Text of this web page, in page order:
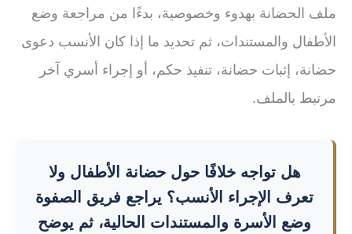
ملف الحضانة بهدوء وخصوصية، بدءًا من مراجعة وضع
الأطفال والمستندات، ثم تحديد ما إذا كان الأنسب دعوى
حضانة، إثبات حضانة، تنفيذ حكم، أو إجراء أسري آخر
مرتبط بالملف.
هل تواجه خلافًا حول حضانة الأطفال ولا
تعرف الإجراء الأنسب؟ يراجع فريق الصفوة
وضع الأسرة والمستندات الحالية، ثم يوضح